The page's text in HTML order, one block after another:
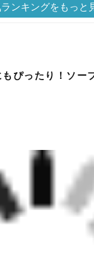
ンキングをもっと
ぴったり！ソー